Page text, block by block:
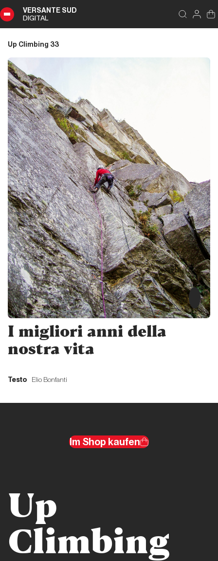
VERSANTE SUD
DIGITAL
Indice
Climbing
33
Zusammenfassung
Editoriale
Editoriale
Tempi
Duri
Liguria
Joe
Falchetto
luma le
pupe
Liguria
Esperanza
Piemonte
vita
Via
I migliori anni della
nostra vita
Up Climbing 33
Testo Elio Bonfanti
Up
Climbing
Im Shop kaufen